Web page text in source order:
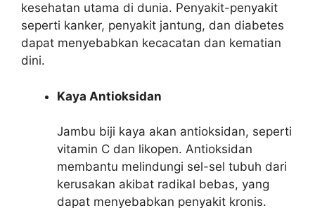
kesehatan utama di dunia. Penyakit-penyakit
seperti kanker, penyakit jantung, dan diabetes
dapat menyebabkan kecacatan dan kematian
dini.
Kaya Antioksidan
Jambu biji kaya akan antioksidan, seperti
vitamin C dan likopen. Antioksidan
membantu melindungi sel-sel tubuh dari
kerusakan akibat radikal bebas, yang
dapat menyebabkan penyakit kronis.